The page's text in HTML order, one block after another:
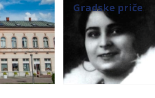
Gradske priče